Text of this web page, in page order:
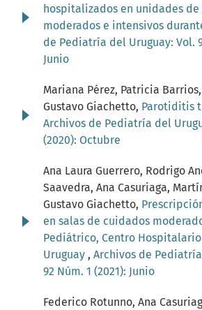
hospitalizados en unidades
moderados e intensivos
de Pediatría del Uruguay: Vol.
Junio
Mariana Pérez, Patricia
Gustavo Giachetto, Parotiditis
Archivos de Pediatría del
(2020): Octubre
Ana Laura Guerrero, Rodrigo
Saavedra, Ana Casuriaga,
Gustavo Giachetto,
en salas de cuidados
Pediátrico, Centro
Uruguay , Archivos de
92 Núm. 1 (2021): Junio
Federico Rotunno, Ana